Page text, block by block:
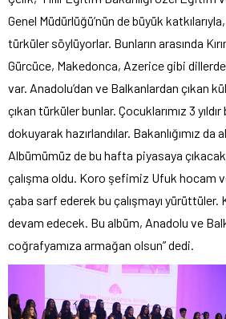
Genel Müdürlüğü’nün de büyük
türküler söylüyorlar. Bunların arasında
Gürcüce, Makedonca, Azerice gibi
var. Anadolu’dan ve Balkanlardan çıkan
çıkan türküler bunlar. Çocuklarımız 3
dokuyarak hazırlandılar. Bakanlığımız da
Albümümüz de bu hafta piyasaya
çalışma oldu. Koro şefimiz Ufuk hocam
çaba sarf ederek bu çalışmayı
devam edecek. Bu albüm, Anadolu ve
coğrafyamıza armağan olsun” dedi.